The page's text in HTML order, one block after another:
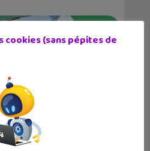
surprenante signée
cookies (sans pépites de